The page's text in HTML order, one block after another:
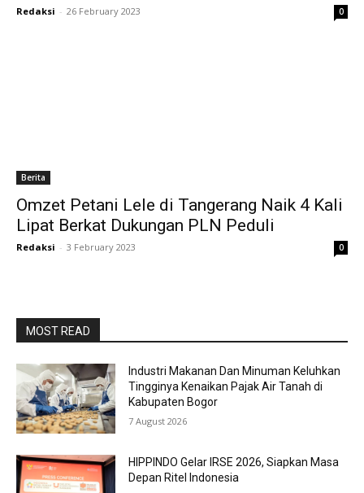
Redaksi - 26 February 2023 0
Berita
Omzet Petani Lele di Tangerang Naik 4 Kali
Lipat Berkat Dukungan PLN Peduli
Redaksi - 3 February 2023 0
MOST READ
Industri Makanan Dan Minuman Keluhkan
Tingginya Kenaikan Pajak Air Tanah di
Kabupaten Bogor
7 August 2026
HIPPINDO Gelar IRSE 2026, Siapkan Masa
Depan Ritel Indonesia